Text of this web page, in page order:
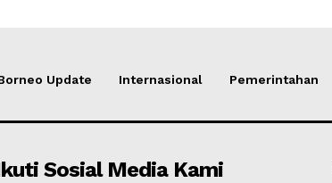
Update Internasional Pemerintahan
Sosial Media Kami